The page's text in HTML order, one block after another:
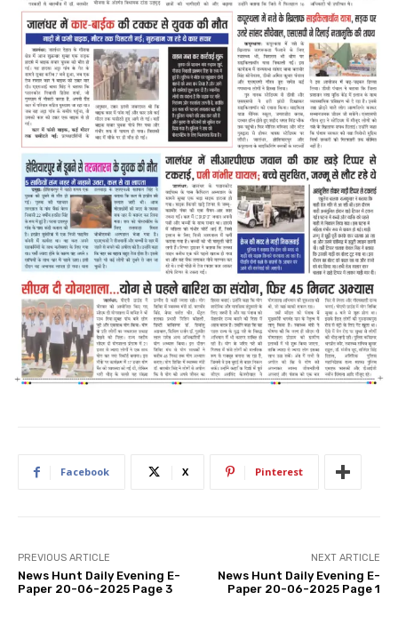
Facebook X Pinterest
PREVIOUS ARTICLE
News Hunt Daily Evening E-
Paper 20-06-2025 Page 3
NEXT ARTICLE
News Hunt Daily Evening E-
Paper 20-06-2025 Page 1